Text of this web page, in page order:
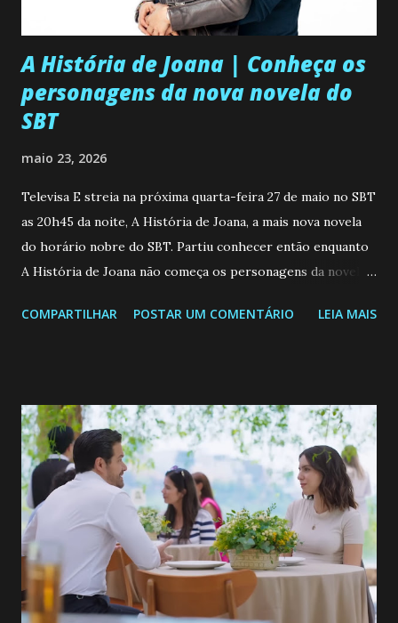
A História de Joana | Conheça os
personagens da nova novela do
SBT
maio 23, 2026
Televisa E streia na próxima quarta-feira 27 de maio no SBT
as 20h45 da noite, A História de Joana, a mais nova novela
do horário nobre do SBT. Partiu conhecer então enquanto
A História de Joana não começa os personagens da novela?
de 25/05/26 a 31/05/26 JOANA GUADALUPE (Camila
permanecer virgem até encontrar o homem que realmente
ama, o que não é fácil, já que dedica todas as suas energias a
se aprimorar, trabalhando, estudando e se orgulhando de
ser a primeira mulher da família a ingressar na
universidade. Ela tem uma personalidade muito alegre, é
muito madura para a idade, determinada, criativa e
empática. Detesta injustiças e é uma ótima amiga. Pode ser
teimosa e muito persistente quando decide fazer algo.
COMPARTILHAR POSTAR UM COMENTÁRIO LEIA MAIS